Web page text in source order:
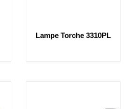
Lampe Torche 3310PL